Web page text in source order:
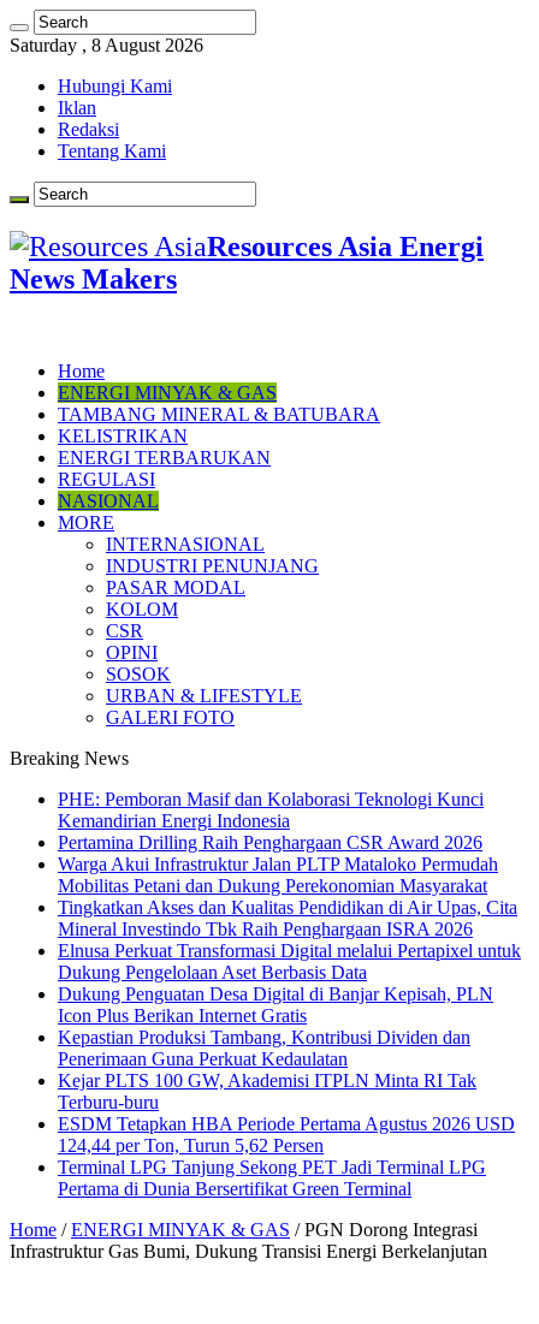
Saturday , 8 August 2026
Hubungi Kami
Iklan
Redaksi
Tentang Kami
Resources Asia Energi
News Makers
Home
ENERGI MINYAK & GAS
TAMBANG MINERAL & BATUBARA
KELISTRIKAN
ENERGI TERBARUKAN
REGULASI
NASIONAL
MORE
INTERNASIONAL
INDUSTRI PENUNJANG
PASAR MODAL
KOLOM
CSR
OPINI
SOSOK
URBAN & LIFESTYLE
GALERI FOTO
Breaking News
PHE: Pemboran Masif dan Kolaborasi Teknologi Kunci
Kemandirian Energi Indonesia
Pertamina Drilling Raih Penghargaan CSR Award 2026
Warga Akui Infrastruktur Jalan PLTP Mataloko Permudah
Mobilitas Petani dan Dukung Perekonomian Masyarakat
Tingkatkan Akses dan Kualitas Pendidikan di Air Upas, Cita
Mineral Investindo Tbk Raih Penghargaan ISRA 2026
Elnusa Perkuat Transformasi Digital melalui Pertapixel untuk
Dukung Pengelolaan Aset Berbasis Data
Dukung Penguatan Desa Digital di Banjar Kepisah, PLN
Icon Plus Berikan Internet Gratis
Kepastian Produksi Tambang, Kontribusi Dividen dan
Penerimaan Guna Perkuat Kedaulatan
Kejar PLTS 100 GW, Akademisi ITPLN Minta RI Tak
Terburu-buru
ESDM Tetapkan HBA Periode Pertama Agustus 2026 USD
124,44 per Ton, Turun 5,62 Persen
Terminal LPG Tanjung Sekong PET Jadi Terminal LPG
Pertama di Dunia Bersertifikat Green Terminal
Home / ENERGI MINYAK & GAS / PGN Dorong Integrasi
Infrastruktur Gas Bumi, Dukung Transisi Energi Berkelanjutan